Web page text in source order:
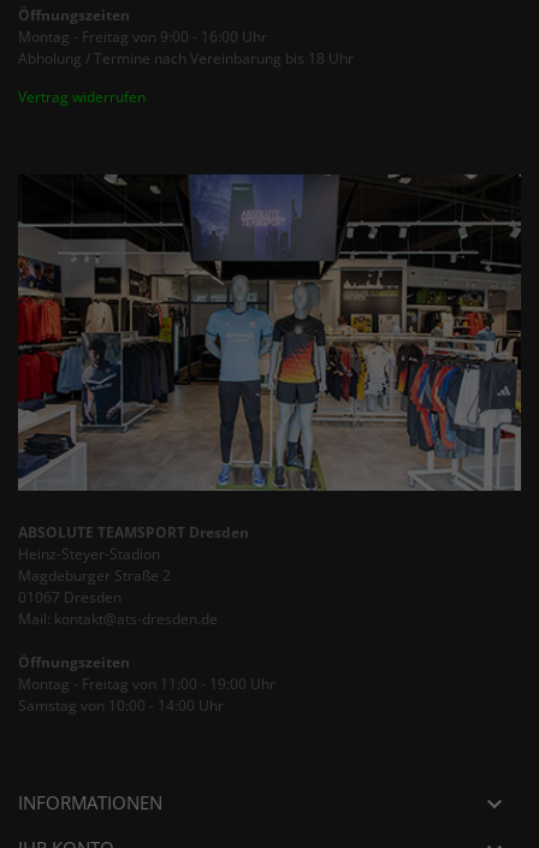
Öffnungszeiten
Montag - Freitag von 9:00 - 16:00 Uhr
Abholung / Termine nach Vereinbarung bis 18 Uhr
Vertrag widerrufen
ABSOLUTE TEAMSPORT Dresden
Heinz-Steyer-Stadion
Magdeburger Straße 2
01067 Dresden
Mail: kontakt@ats-dresden.de
Öffnungszeiten
Montag - Freitag von 11:00 - 19:00 Uhr
Samstag von 10:00 - 14:00 Uhr
INFORMATIONEN 